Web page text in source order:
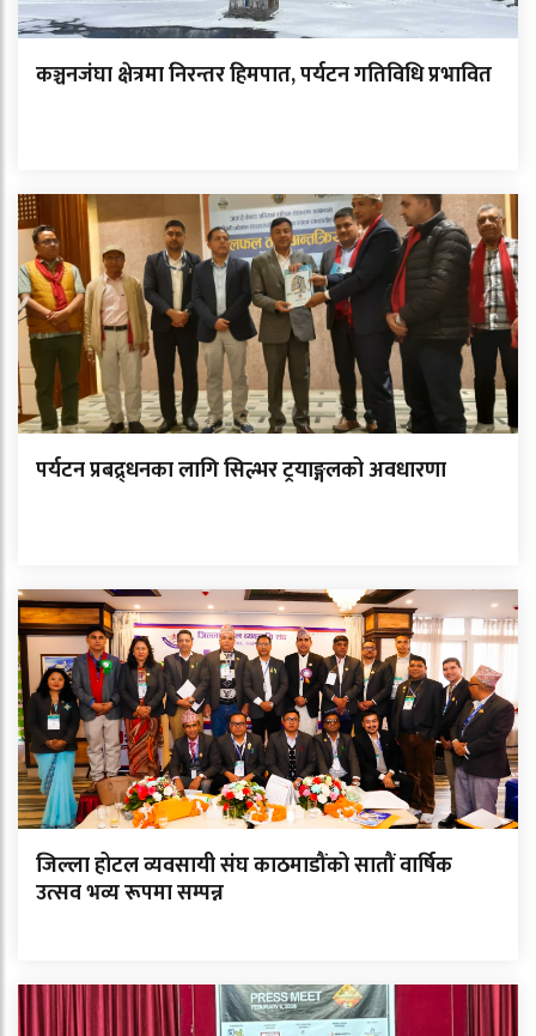
कञ्चनजंघा क्षेत्रमा निरन्तर हिमपात, पर्यटन गतिविधि प्रभावित
पर्यटन प्रबद्र्धनका लागि सिल्भर ट्रयाङ्गलको अवधारणा
जिल्ला होटल व्यवसायी संघ काठमाडौंको सातौं वार्षिक
उत्सव भव्य रूपमा सम्पन्न